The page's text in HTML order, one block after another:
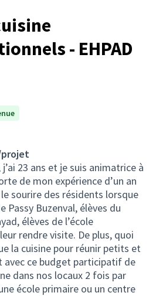
- EHPAD
23 ans et je suis animatrice à
de mon expérience d’un an
sourire des résidents lorsque
Passy Buzenval, élèves du
élèves de l’école
rendre visite. De plus, quoi
la cuisine pour réunir petits et
avec ce budget participatif de
dans nos locaux 2 fois par
école primaire ou un centre